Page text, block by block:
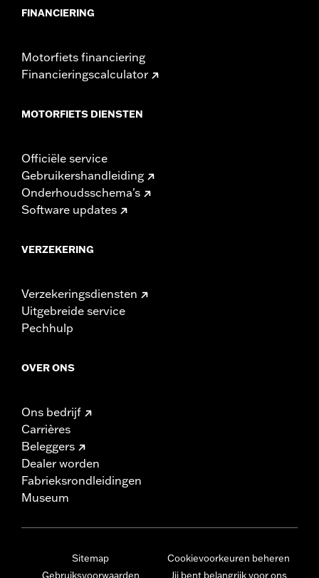
FINANCIERING
Motorfiets financiering
Financieringscalculator
MOTORFIETS DIENSTEN
Officiële service
Gebruikershandleiding
Onderhoudsschema's
Software updates
VERZEKERING
Verzekeringsdiensten
Uitgebreide service
Pechhulp
OVER ONS
Ons bedrijf
Carrières
Beleggers
Dealer worden
Fabrieksrondleidingen
Museum
Sitemap
Gebruiksvoorwaarden
Cookievoorkeuren beheren
Jij bent belangrijk voor ons